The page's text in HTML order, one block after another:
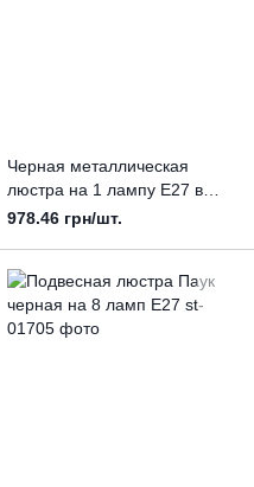
Черная металлическая
люстра на 1 лампу Е27 в
стиле лофт
978.46 грн/шт.